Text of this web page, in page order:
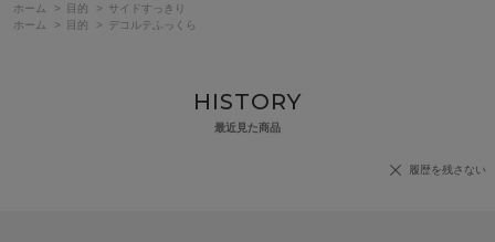
ホーム
> 目的 >
サイドすっきり
ホーム
> 目的 > デコルテふっくら
HISTORY
最近見た商品
履歴を残さない